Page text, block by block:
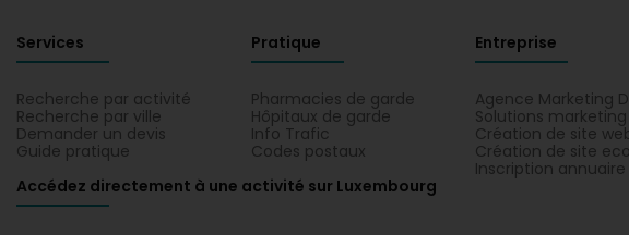
Services
Recherche par activité
Recherche par ville
Demander un devis
Guide pratique
Pratique
Pharmacies de garde
Hôpitaux de garde
Info Trafic
Codes postaux
Entreprise
Agence Marketing
Solutions
Création de site
Création de site
Inscription annuaire
Accédez directement à une activité sur Luxembourg